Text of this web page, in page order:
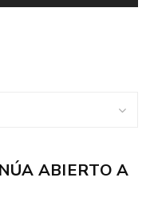
ABIERTO A